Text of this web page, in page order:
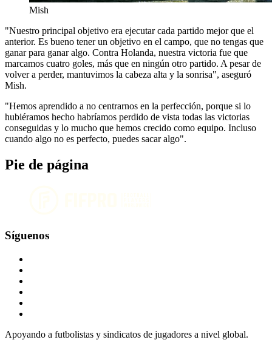
Mish
"Nuestro principal objetivo era ejecutar cada partido mejor que el
anterior. Es bueno tener un objetivo en el campo, que no tengas que
ganar para ganar algo. Contra Holanda, nuestra victoria fue que
marcamos cuatro goles, más que en ningún otro partido. A pesar de
volver a perder, mantuvimos la cabeza alta y la sonrisa", aseguró
Mish.
"Hemos aprendido a no centrarnos en la perfección, porque si lo
hubiéramos hecho habríamos perdido de vista todas las victorias
conseguidas y lo mucho que hemos crecido como equipo. Incluso
cuando algo no es perfecto, puedes sacar algo".
Pie de página
Síguenos
Apoyando a futbolistas y sindicatos de jugadores a nivel global.